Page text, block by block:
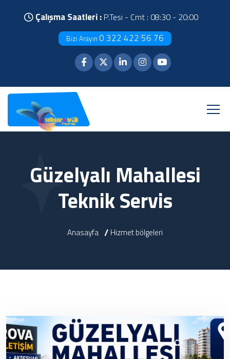
Çalışma Saatleri : P.Tesi - Cmt : 08:30 - 20:00
Bizi Arayın 0 322 422 56 76
Güzelyalı Mahallesi
Teknik Servis
Anasayfa Hizmet bölgeleri